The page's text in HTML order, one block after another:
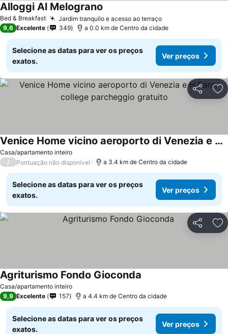
Bed & Breakfast Jardim tranquilo e acesso ao terraço
Alloggi Al Melograno
9,6 Excelente 349 a 0.0 km de Centro da cidade
Selecione as datas para ver os preços
exatos.
Ver preços
Partilhar
Casa/apartamento inteiro
Venice Home vicino aeroporto di Venezia e H Farm college parcheggio gratuito
/ Pontuação não disponível a 3.4 km de Centro da cidade
Selecione as datas para ver os preços
exatos.
Ver preços
Partilhar
Casa/apartamento inteiro
Agriturismo Fondo Gioconda
9,9 Excelente 157 a 4.4 km de Centro da cidade
Selecione as datas para ver os preços
exatos.
Ver preços